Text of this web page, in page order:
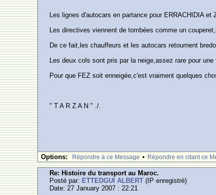
Les lignes d'autocars en partance pour ERRACHIDIA
Les directives viennent de tombées comme un
De ce fait,les chauffeurs et les autocars retournent
Les deux cols sont pris par la neige,assez rare pour
Pour que FEZ soit enneigée,c'est vraiment quelques
" T A R Z A N " ./.
Options: Rèpondre à ce Message • Rèpondre en citant ce
Re: Histoire du transport au Maroc.
Posté par: ETTEDGUI ALBERT (IP enregistrè)
Date: 27 January 2007 : 22:21